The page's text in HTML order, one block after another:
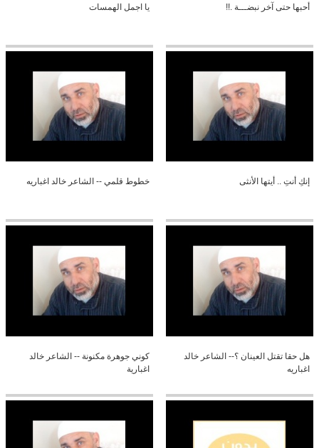
أحبها حتى آخر نبضـــة .!! يا اجمل الهمسات
إنكِ أنتِ .. أيتها الأنثى خطوط قلمي -- الشاعر خالد اغباريه
هل حقا تقتل العينان ؟-- الشاعر خالد
اغباريه
كوني جوهرة مكنونة -- الشاعر خالد
اغبارية